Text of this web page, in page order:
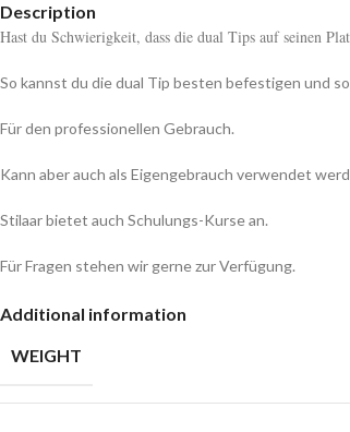
Description
Hast du Schwierigkeit, dass die dual Tips auf seinen
So kannst du die dual Tip besten befestigen und
Für den professionellen Gebrauch.
Kann aber auch als Eigengebrauch verwendet
Stilaar bietet auch Schulungs-Kurse an.
Für Fragen stehen wir gerne zur Verfügung.
Additional information
WEIGHT